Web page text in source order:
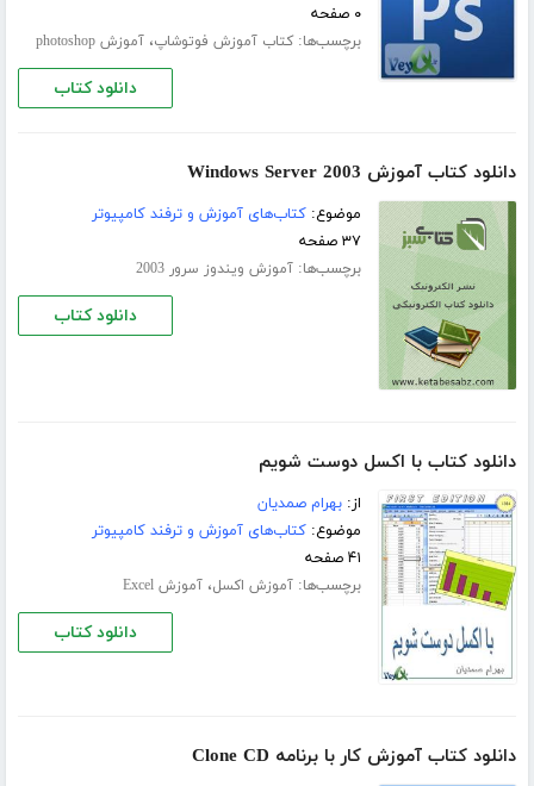
۰ صفحه
برچسب‌ها:کتاب آموزش فوتوشاپ،آموزش photoshop
دانلود کتاب
دانلود کتاب آموزش Windows Server 2003
موضوع:کتاب‌های آموزش و ترفند کامپیوتر
۳۷ صفحه
برچسب‌ها:آموزش ویندوز سرور 2003
دانلود کتاب
دانلود کتاب با اکسل دوست شویم
از:بهرام صمدیان
موضوع:کتاب‌های آموزش و ترفند کامپیوتر
۴۱ صفحه
برچسب‌ها:آموزش اکسل،آموزش Excel
دانلود کتاب
دانلود کتاب آموزش کار با برنامه Clone CD